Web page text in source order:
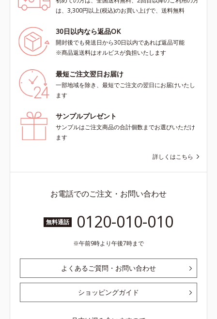
は、3,300円以上(税込)のお買い上げで、送料無料
30日以内なら返品OK
開封後でも発送日から30日以内であれば返品可能
※商品返送料はオルビスが負担いたします
最短ご注文翌日お届け
一部地域を除き、最短でご注文の翌日にお届けいたし
ます
サンプルプレゼント
サンプルはご注文商品の合計個数までお選びいただけ
ます
詳しくはこちら
お電話でのご注文・お問い合わせ
無料通話 0120-010-010
午前9時より午後7時まで
よくあるご質問・お問い合わせ
ショッピングガイド